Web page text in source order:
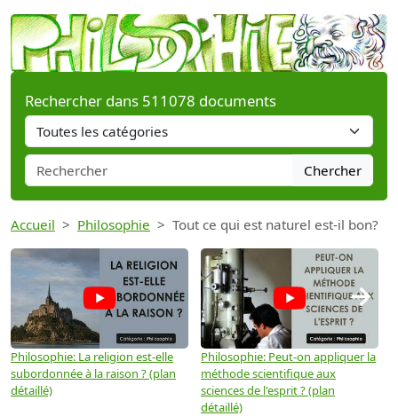
Rechercher dans 511078 documents
Chercher
Accueil Philosophie Tout ce qui est naturel est-il bon?
Philosophie: La religion est-elle
subordonnée à la raison ? (plan
détaillé)
Philosophie: Peut-on appliquer la
méthode scientifique aux
sciences de l'esprit ? (plan
détaillé)
→